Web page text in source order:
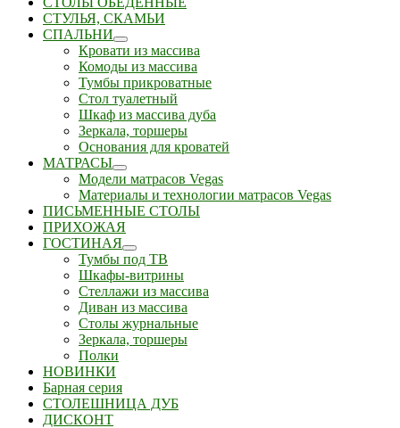
СТУЛЬЯ, СКАМЬИ
СПАЛЬНИ
Кровати из массива
Комоды из массива
Тумбы прикроватные
Стол туалетный
Шкаф из массива дуба
Зеркала, торшеры
Основания для кроватей
МАТРАСЫ
Модели матрасов Vegas
Материалы и технологии матрасов Vegas
ПИСЬМЕННЫЕ СТОЛЫ
ПРИХОЖАЯ
ГОСТИНАЯ
Тумбы под ТВ
Шкафы-витрины
Стеллажи из массива
Диван из массива
Столы журнальные
Зеркала, торшеры
Полки
НОВИНКИ
Барная серия
СТОЛЕШНИЦА ДУБ
ДИСКОНТ